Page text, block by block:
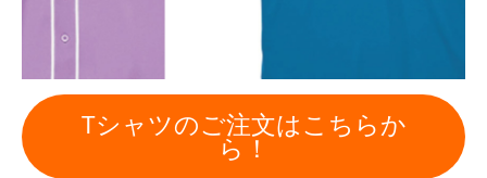
Tシャツのご注文はこちらか
ら！